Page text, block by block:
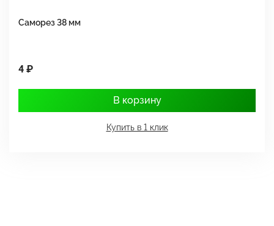
Саморез 38 мм
4 ₽
В корзину
Купить в 1 клик